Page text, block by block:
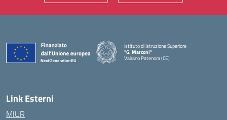
Istituto di Istruzione Superiore
"G. Marconi"
Vairano Patenora (CE)
Link Esterni
MIUR